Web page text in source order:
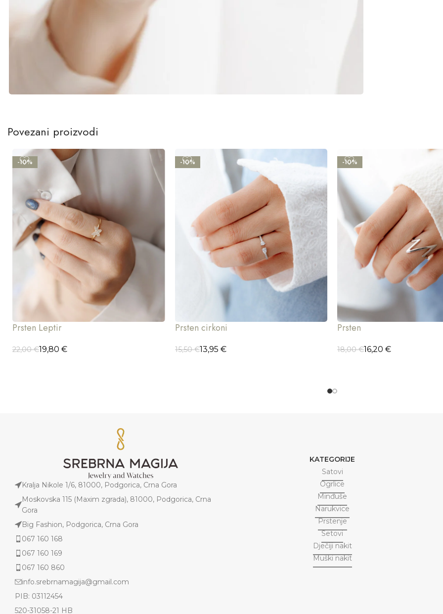
Povezani proizvodi
-10%
Prsten Leptir
22,00€19,80 €
-10%
Prsten cirkoni
15,50€13,95 €
-10%
Prsten
18,00€16,20 €
Kralja Nikole 1/6, 81000, Podgorica, Crna Gora
Moskovska 115 (Maxim zgrada), 81000, Podgorica, Crna
Gora
Big Fashion, Podgorica, Crna Gora
067 160 168
067 160 169
067 160 860
info.srebrnamagija@gmail.com
PIB: 03112454
520-31058-21 HB
KATEGORIJE
Satovi
Ogrlice
Minđuše
Narukvice
Prstenje
Setovi
Dječiji nakit
Muški nakit